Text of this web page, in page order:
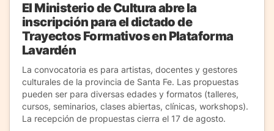
El Ministerio de Cultura abre la
inscripción para el dictado de
Trayectos Formativos en Plataforma
Lavardén
La convocatoria es para artistas, docentes y gestores
culturales de la provincia de Santa Fe. Las propuestas
pueden ser para diversas edades y formatos (talleres,
cursos, seminarios, clases abiertas, clínicas, workshops).
La recepción de propuestas cierra el 17 de agosto.